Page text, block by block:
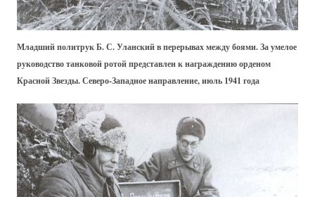
Младший политрук Б. С. Уланский в перерывах между боями. За умелое
руководство танковой ротой представлен к награждению орденом
Красной Звезды. Северо-Западное направление, июль 1941 года